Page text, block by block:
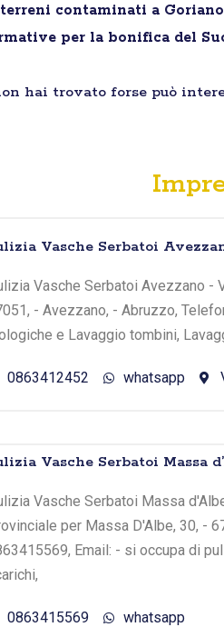
contaminati a
per la bonifica del
hai trovato forse può
Vasche Serbatoi
Vasche Serbatoi Avezzano -
- Avezzano, - Abruzzo,
e Lavaggio tombini,
0863412452 whatsapp
Vasche Serbatoi Massa
Vasche Serbatoi Massa
per Massa D'Albe, 30, -
Email: - si occupa di
0863415569
whatsapp